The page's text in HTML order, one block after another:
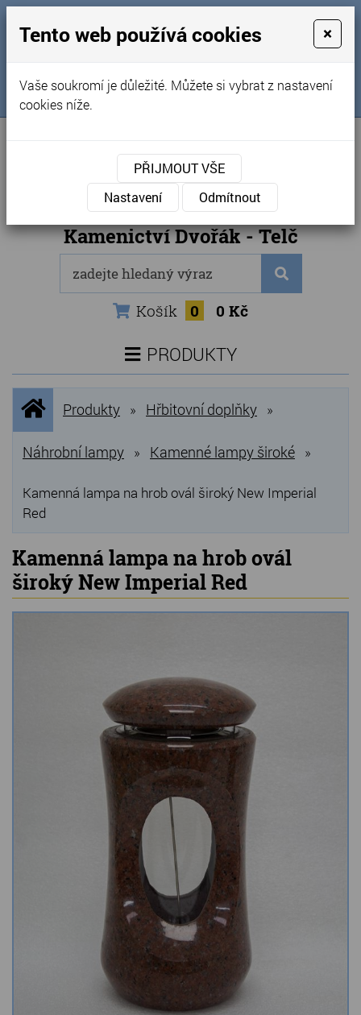
Obchodní podmínky
Kontakty
Naše kamenictví
Sledujte nás na FB
Internetový obchod
Kamenictví Dvořák - Telč
Košík 0 0 Kč
PRODUKTY
NOVINKY
NEJPRODÁVANĚJŠÍ
VÝPRODEJ
Produkty
Lávové grilovací kameny
Kamenné truhlíky
Hřbitovní doplňky
Zvířecí náhrobky a pomníčky
Kamenné stoly, konferenční stolky
Barevné kamenné drti
Štípané kamenné obklady
Dárkové předměty z přírodního kamene
Gabiony, gabionový kámen
Údržba a čištění kamene
Úvodní
stránka
Produkty » Hřbitovní doplňky »
Náhrobní lampy » Kamenné lampy široké »
Kamenná lampa na hrob ovál široký New Imperial
Red
Kamenná lampa na hrob ovál
široký New Imperial Red
Tento web používá cookies ×
Vaše soukromí je důležité. Můžete si vybrat z nastavení
cookies níže.
PŘIJMOUT VŠE
Nastavení
Odmítnout